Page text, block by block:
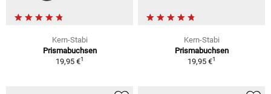
Kern-Stabi
Prismabuchsen
19,95 €1
Kern-Stabi
Prismabuchsen
19,95 €1